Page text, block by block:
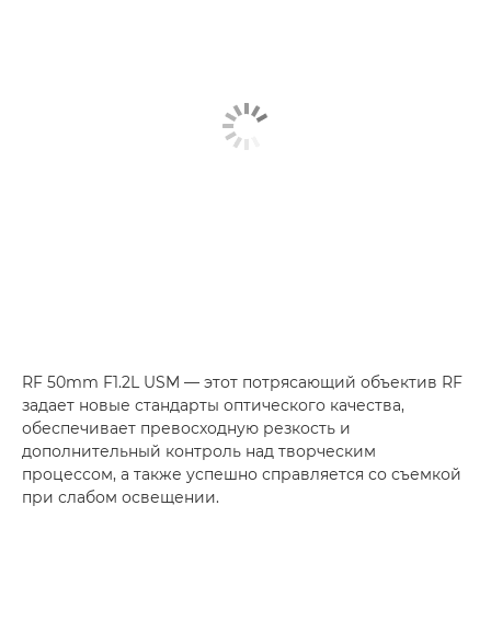
RF 50mm F1.2L USM — этот потрясающий объектив RF
задает новые стандарты оптического качества,
обеспечивает превосходную резкость и
дополнительный контроль над творческим
процессом, а также успешно справляется со съемкой
при слабом освещении.